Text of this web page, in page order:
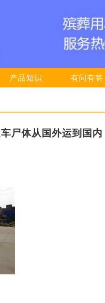
产品知识 有问有答
尸体从国外运到国